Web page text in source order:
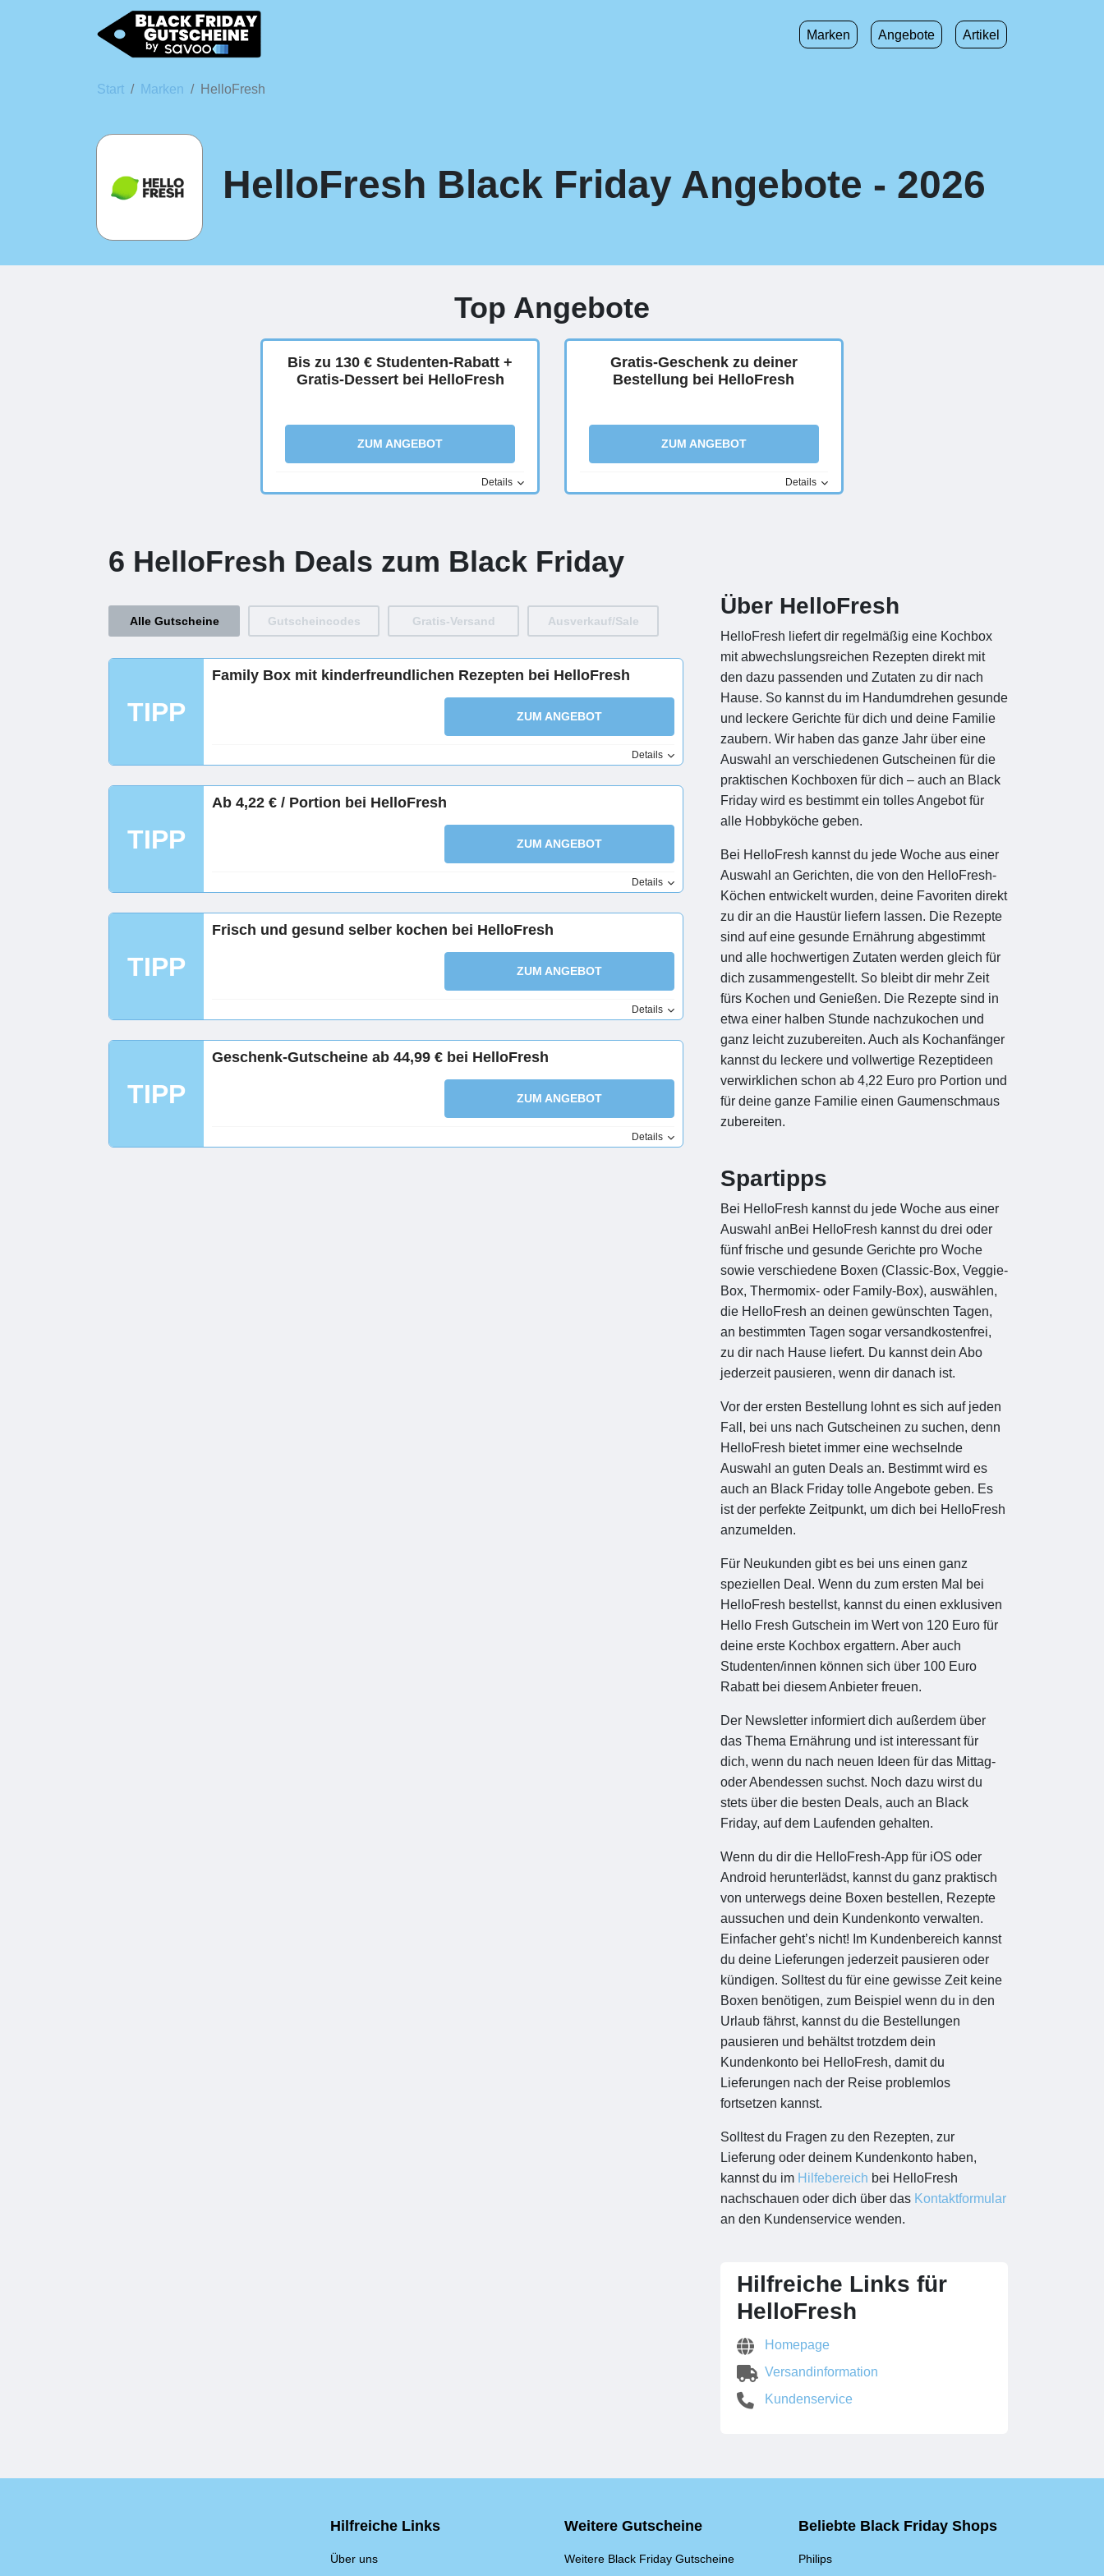
Marken Angebote Artikel
Start Marken HelloFresh
HelloFresh Black Friday Angebote - 2026
Top Angebote
Bis zu 130 € Studenten-Rabatt +
Gratis-Dessert bei HelloFresh
ZUM ANGEBOT
Details
Gratis-Geschenk zu deiner
Bestellung bei HelloFresh
ZUM ANGEBOT
Details
6 HelloFresh Deals zum Black Friday
Alle Gutscheine Gutscheincodes Gratis-Versand Ausverkauf/Sale
TIPP
Family Box mit kinderfreundlichen Rezepten bei HelloFresh
ZUM ANGEBOT
Details
TIPP
Ab 4,22 € / Portion bei HelloFresh
ZUM ANGEBOT
Details
TIPP
Frisch und gesund selber kochen bei HelloFresh
ZUM ANGEBOT
Details
TIPP
Geschenk-Gutscheine ab 44,99 € bei HelloFresh
ZUM ANGEBOT
Details
Über HelloFresh
HelloFresh liefert dir regelmäßig eine Kochbox
mit abwechslungsreichen Rezepten direkt mit
den dazu passenden und Zutaten zu dir nach
Hause. So kannst du im Handumdrehen gesunde
und leckere Gerichte für dich und deine Familie
zaubern. Wir haben das ganze Jahr über eine
Auswahl an verschiedenen Gutscheinen für die
praktischen Kochboxen für dich – auch an Black
Friday wird es bestimmt ein tolles Angebot für
alle Hobbyköche geben.
Bei HelloFresh kannst du jede Woche aus einer
Auswahl an Gerichten, die von den HelloFresh-
Köchen entwickelt wurden, deine Favoriten direkt
zu dir an die Haustür liefern lassen. Die Rezepte
sind auf eine gesunde Ernährung abgestimmt
und alle hochwertigen Zutaten werden gleich für
dich zusammengestellt. So bleibt dir mehr Zeit
fürs Kochen und Genießen. Die Rezepte sind in
etwa einer halben Stunde nachzukochen und
ganz leicht zuzubereiten. Auch als Kochanfänger
kannst du leckere und vollwertige Rezeptideen
verwirklichen schon ab 4,22 Euro pro Portion und
für deine ganze Familie einen Gaumenschmaus
zubereiten.
Spartipps
Bei HelloFresh kannst du jede Woche aus einer
Auswahl anBei HelloFresh kannst du drei oder
fünf frische und gesunde Gerichte pro Woche
sowie verschiedene Boxen (Classic-Box, Veggie-
Box, Thermomix- oder Family-Box), auswählen,
die HelloFresh an deinen gewünschten Tagen,
an bestimmten Tagen sogar versandkostenfrei,
zu dir nach Hause liefert. Du kannst dein Abo
jederzeit pausieren, wenn dir danach ist.
Vor der ersten Bestellung lohnt es sich auf jeden
Fall, bei uns nach Gutscheinen zu suchen, denn
HelloFresh bietet immer eine wechselnde
Auswahl an guten Deals an. Bestimmt wird es
auch an Black Friday tolle Angebote geben. Es
ist der perfekte Zeitpunkt, um dich bei HelloFresh
anzumelden.
Für Neukunden gibt es bei uns einen ganz
speziellen Deal. Wenn du zum ersten Mal bei
HelloFresh bestellst, kannst du einen exklusiven
Hello Fresh Gutschein im Wert von 120 Euro für
deine erste Kochbox ergattern. Aber auch
Studenten/innen können sich über 100 Euro
Rabatt bei diesem Anbieter freuen.
Der Newsletter informiert dich außerdem über
das Thema Ernährung und ist interessant für
dich, wenn du nach neuen Ideen für das Mittag-
oder Abendessen suchst. Noch dazu wirst du
stets über die besten Deals, auch an Black
Friday, auf dem Laufenden gehalten.
Wenn du dir die HelloFresh-App für iOS oder
Android herunterlädst, kannst du ganz praktisch
von unterwegs deine Boxen bestellen, Rezepte
aussuchen und dein Kundenkonto verwalten.
Einfacher geht’s nicht! Im Kundenbereich kannst
du deine Lieferungen jederzeit pausieren oder
kündigen. Solltest du für eine gewisse Zeit keine
Boxen benötigen, zum Beispiel wenn du in den
Urlaub fährst, kannst du die Bestellungen
pausieren und behältst trotzdem dein
Kundenkonto bei HelloFresh, damit du
Lieferungen nach der Reise problemlos
fortsetzen kannst.
Solltest du Fragen zu den Rezepten, zur
Lieferung oder deinem Kundenkonto haben,
kannst du im Hilfebereich bei HelloFresh
nachschauen oder dich über das Kontaktformular
an den Kundenservice wenden.
Hilfreiche Links für
HelloFresh
Homepage
Versandinformation
Kundenservice
Hilfreiche Links
Über uns
Weitere Gutscheine
Weitere Black Friday Gutscheine
Beliebte Black Friday Shops
Philips